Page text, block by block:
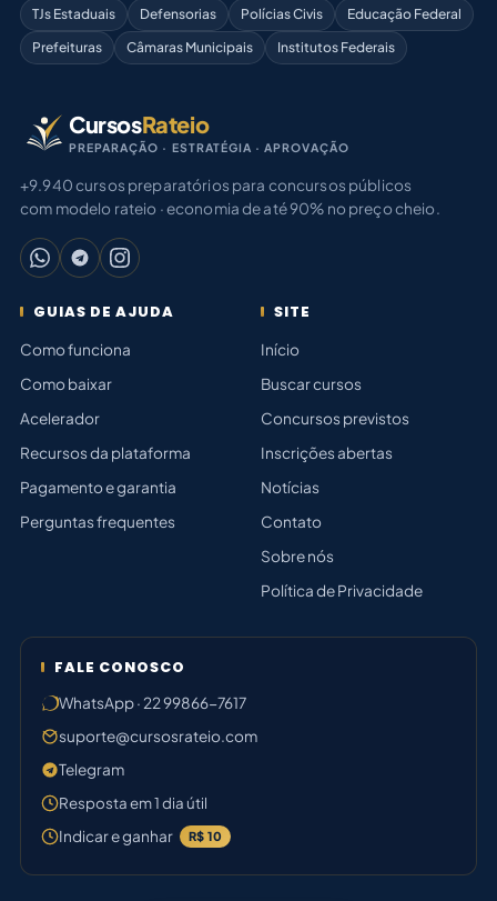
TJs Estaduais
Defensorias Polícias Civis
Educação Federal
Prefeituras
Câmaras Municipais Institutos Federais
CursosRateio
PREPARAÇÃO · ESTRATÉGIA · APROVAÇÃO
+9.940 cursos preparatórios para concursos públicos
com modelo rateio · economia de até 90% no preço cheio.
GUIAS DE AJUDA
Como funciona
Como baixar
Acelerador
Recursos da plataforma
Pagamento e garantia
Perguntas frequentes
SITE
Início
Buscar cursos
Concursos previstos
Inscrições abertas
Notícias
Contato
Sobre nós
Política de Privacidade
FALE CONOSCO
WhatsApp · 22 99866-7617
suporte@cursosrateio.com
Telegram
Resposta em 1 dia útil
Indicar e ganhar
R$ 10